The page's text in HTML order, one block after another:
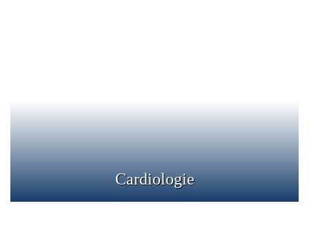
Cardiologie